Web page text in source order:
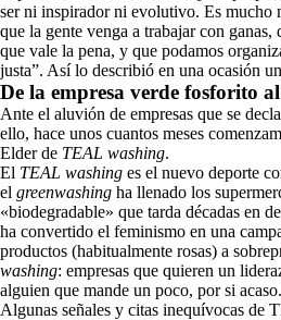
ser ni inspirador ni evolutivo. Es mucho
que la gente venga a trabajar con ganas,
que vale la pena, y que podamos
justa”. Así lo describió en una ocasión
De la empresa verde fosforito
Ante el aluvión de empresas que se
ello, hace unos cuantos meses
Elder de TEAL washing.
El TEAL washing es el nuevo deporte
el greenwashing ha llenado los
«biodegradable» que tarda décadas en
ha convertido el feminismo en una
productos (habitualmente rosas) a
washing: empresas que quieren un
alguien que mande un poco, por si acaso.
Algunas señales y citas inequívocas de